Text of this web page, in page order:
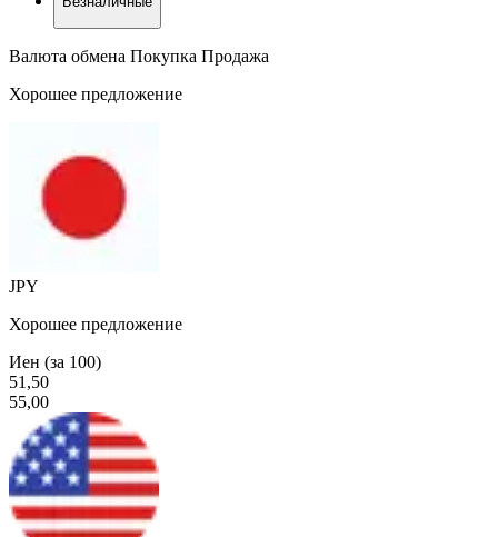
Валюта обмена Покупка Продажа
Хорошее предложение
JPY
Хорошее предложение
Иен (за 100)
51,50
55,00